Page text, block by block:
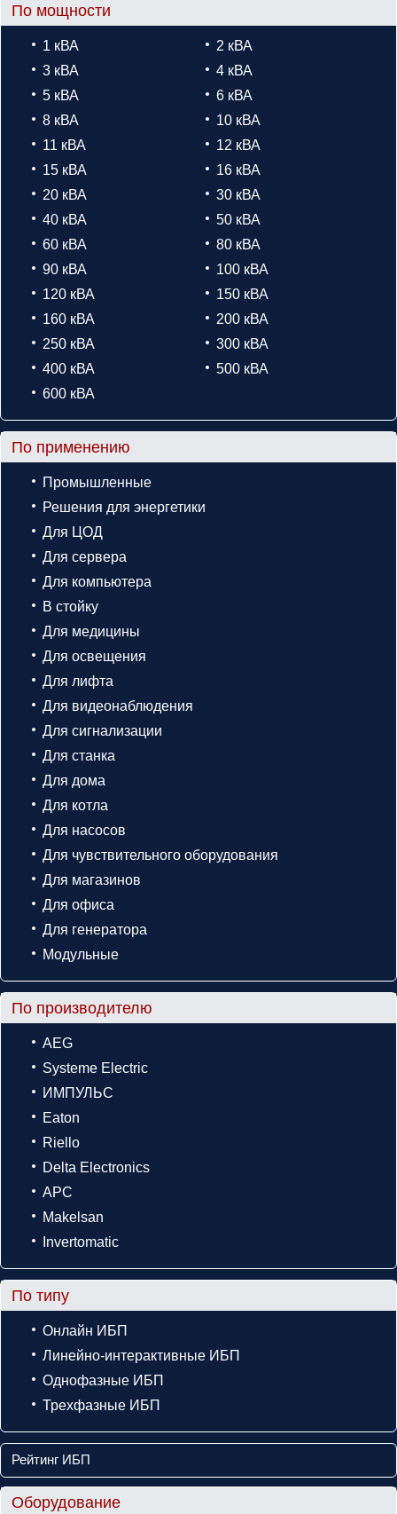
По мощности
1 кВА
2 кВА
3 кВА
4 кВА
5 кВА
6 кВА
8 кВА
10 кВА
11 кВА
12 кВА
15 кВА
16 кВА
20 кВА
30 кВА
40 кВА
50 кВА
60 кВА
80 кВА
90 кВА
100 кВА
120 кВА
150 кВА
160 кВА
200 кВА
250 кВА
300 кВА
400 кВА
500 кВА
600 кВА
По применению
Промышленные
Решения для энергетики
Для ЦОД
Для сервера
Для компьютера
В стойку
Для медицины
Для освещения
Для лифта
Для видеонаблюдения
Для сигнализации
Для станка
Для дома
Для котла
Для насосов
Для чувствительного оборудования
Для магазинов
Для офиса
Для генератора
Модульные
По производителю
AEG
Systeme Electric
ИМПУЛЬС
Eaton
Riello
Delta Electronics
APC
Makelsan
Invertomatic
По типу
Онлайн ИБП
Линейно-интерактивные ИБП
Однофазные ИБП
Трехфазные ИБП
Рейтинг ИБП
Оборудование